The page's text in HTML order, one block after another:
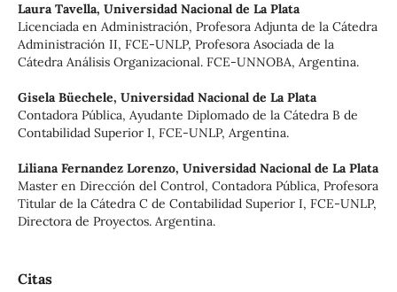
Laura Tavella, Universidad Nacional de La Plata
Licenciada en Administración, Profesora Adjunta de la Cátedra
Administración II, FCE-UNLP, Profesora Asociada de la
Cátedra Análisis Organizacional. FCE-UNNOBA, Argentina.
Gisela Büechele, Universidad Nacional de La Plata
Contadora Pública, Ayudante Diplomado de la Cátedra B de
Contabilidad Superior I, FCE-UNLP, Argentina.
Liliana Fernandez Lorenzo, Universidad Nacional de La Plata
Master en Dirección del Control, Contadora Pública, Profesora
Titular de la Cátedra C de Contabilidad Superior I, FCE-UNLP,
Directora de Proyectos. Argentina.
Citas